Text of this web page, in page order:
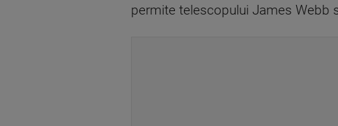
permite telescopului James Webb